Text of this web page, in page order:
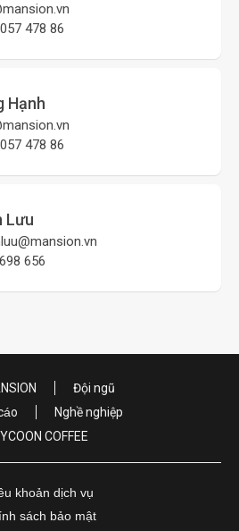
478 86
Hạnh
478 86
Lưu
656
Đội ngũ
Nghề nghiệp
COFFEE
khoản dịch vụ
sách bảo mật